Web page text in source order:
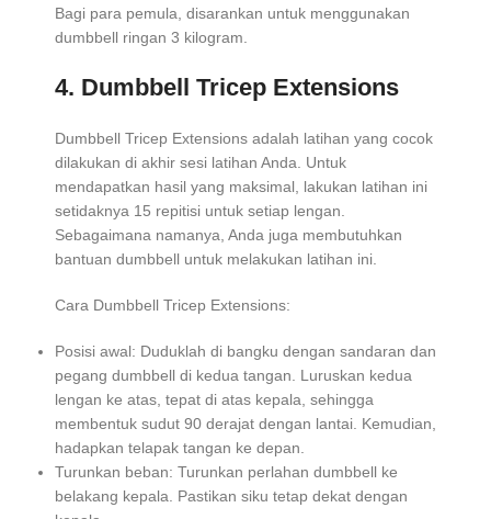
Bagi para pemula, disarankan untuk menggunakan
dumbbell ringan 3 kilogram.
4. Dumbbell Tricep Extensions
Dumbbell Tricep Extensions adalah latihan yang cocok
dilakukan di akhir sesi latihan Anda. Untuk
mendapatkan hasil yang maksimal, lakukan latihan ini
setidaknya 15 repitisi untuk setiap lengan.
Sebagaimana namanya, Anda juga membutuhkan
bantuan dumbbell untuk melakukan latihan ini.
Cara Dumbbell Tricep Extensions:
Posisi awal: Duduklah di bangku dengan sandaran dan
pegang dumbbell di kedua tangan. Luruskan kedua
lengan ke atas, tepat di atas kepala, sehingga
membentuk sudut 90 derajat dengan lantai. Kemudian,
hadapkan telapak tangan ke depan.
Turunkan beban: Turunkan perlahan dumbbell ke
belakang kepala. Pastikan siku tetap dekat dengan